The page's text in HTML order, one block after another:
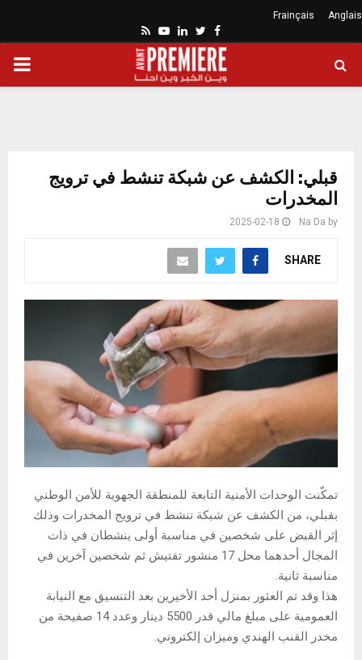
Anglais
Frainçais
Facebook
Twitter
Linkedin
Youtube
Rss
قبلي: الكشف عن شبكة تنشط في ترويج
المخدرات
by
Na Da
2025-02-18
SHARE
تمكّنت الوحدات الأمنية التابعة للمنطقة الجهوية للأمن الوطني
بقبلي، من الكشف عن شبكة تنشط في ترويج المخدرات وذلك
إثر القبض على شخصين في مناسبة أولى ينشطان في ذات
المجال أحدهما محل 17 منشور تفتيش ثم شخصين آخرين في
مناسبة ثانية.
هذا وقد تم العثور بمنزل أحد الأخيرين بعد التنسيق مع النيابة
العمومية على مبلغ مالي قدر 5500 دينار وعدد 14 صفيحة من
مخدر القنب الهندي وميزان إلكتروني.